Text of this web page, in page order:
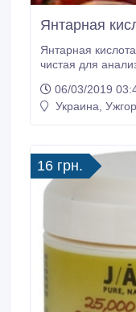
Янтарная
Янтарная кислота ЧДА –
чистая для
как пищевая
лимонную
новому,
06/03/2019
Украина,
16 грн.